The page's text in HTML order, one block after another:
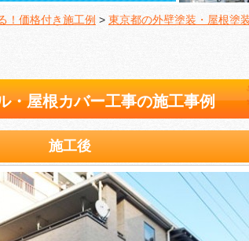
！価格付き施工例 > 東京都の外壁塗装・屋根塗
・屋根カバー工事の施工事例
施工後